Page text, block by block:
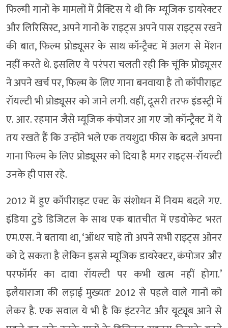
फिल्मी गानों के मामलों में प्रैक्टिस ये थी कि म्यूजिक डायरेक्टर
और लिरिसिस्ट, अपने गानों के राइट्स अपने पास राइट्स रखने
की बात, फिल्म प्रोड्यूसर के साथ कॉन्ट्रैक्ट में अलग से मेंशन
नहीं करते थे. इसलिए ये परंपरा चलती रही कि चूंकि प्रोड्यूसर
ने अपने खर्च पर, फिल्म के लिए गाना बनवाया है तो कॉपीराइट
रॉयल्टी भी प्रोड्यूसर को जाने लगी. वहीं, दूसरी तरफ इंडस्ट्री में
ए. आर. रहमान जैसे म्यूजिक कंपोजर आ गए जो कॉन्ट्रैक्ट में ये
तय रखते हैं कि उन्होंने भले एक तयशुदा फीस के बदले अपना
गाना फिल्म के लिए प्रोड्यूसर को दिया है मगर राइट्स-रॉयल्टी
उनके ही पास रहे.
2012 में हुए कॉपीराइट एक्ट के संशोधन में नियम बदले गए.
इंडिया टुडे डिजिटल के साथ एक बातचीत में एडवोकेट भरत
एम.एस. ने बताया था, ‘ऑथर चाहे तो अपने सभी राइट्स ओनर
को दे सकता है लेकिन इससे म्यूजिक डायरेक्टर, कंपोजर और
परफॉर्मर का दावा रॉयल्टी पर कभी खत्म नहीं होगा.’
इलैयाराजा की लड़ाई मुख्यतः 2012 से पहले वाले गानों को
लेकर है. एक सवाल ये भी है कि इंटरनेट और यूट्यूब आने से